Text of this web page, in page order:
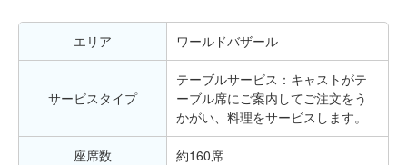
エリア ワールドバザール
サービスタイプ
テーブルサービス：キャストがテ
ーブル席にご案内してご注文をう
かがい、料理をサービスします。
座席数 約160席